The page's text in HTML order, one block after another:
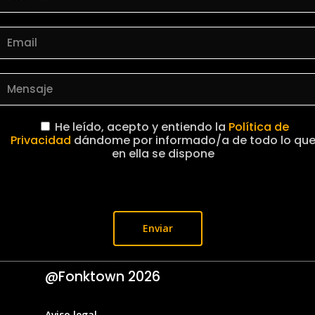
He leído, acepto y entiendo la Política de
Privacidad dándome por informado/a de todo lo que
en ella se dispone
@Fonktown 2026